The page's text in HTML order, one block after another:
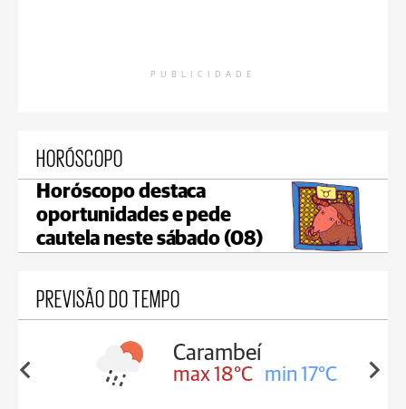
PUBLICIDADE
HORÓSCOPO
Horóscopo destaca
oportunidades e pede
cautela neste sábado (08)
PREVISÃO DO TEMPO
18°C
Carambeí
max 18°C min 17°C